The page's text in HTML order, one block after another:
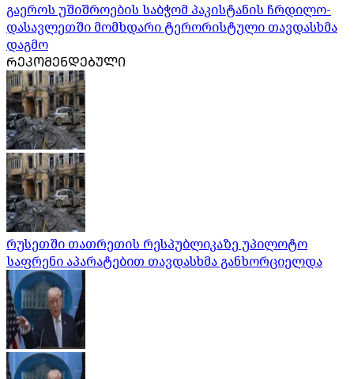
გაეროს უშიშროების საბჭომ პაკისტანის ჩრდილო-
დასავლეთში მომხდარი ტერორისტული თავდასხმა
დაგმო
ᲠᲔᲙᲝᲛᲔᲜᲓᲔᲑᲣᲚᲘ
რუსეთში თათრეთის რესპუბლიკაზე უპილოტო
საფრენი აპარატებით თავდასხმა განხორციელდა